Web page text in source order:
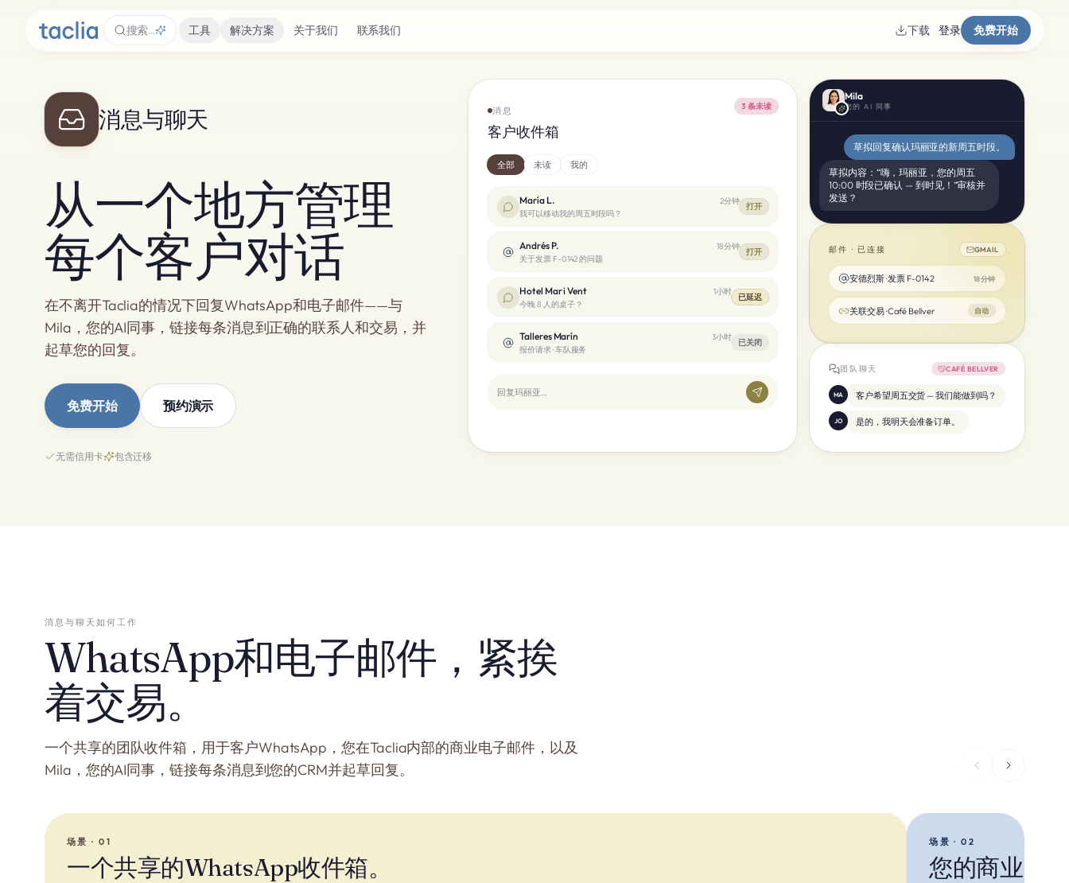
搜索… 工具 解决方案 关于我们 联系我们 下载 登录 免费开始
消息与聊天
从一个地方管理
每个客户对话
在不离开Taclia的情况下回复WhatsApp和电子邮件——与
Mila，您的AI同事，链接每条消息到正确的联系人和交易，并
起草您的回复。
免费开始 预约演示
无需信用卡 包含迁移
消息
客户收件箱
3 条未读
全部 未读 我的
María L.
2分钟
我可以移动我的周五时段吗？
打开
Andrés P.
18分钟
关于发票 F-0142 的问题
打开
Hotel Mar i Vent
1小时
今晚 8 人的桌子？
已延迟
Talleres Marín
3小时
报价请求 · 车队服务
已关闭
回复玛丽亚…
Mila
您的 AI 同事
草拟回复确认玛丽亚的新周五时段。
草拟内容：“嗨，玛丽亚，您的周五
10:00 时段已确认 — 到时见！”审核并
发送？
邮件 · 已连接 GMAIL
安德烈斯 · 发票 F-0142 18分钟
关联交易 · Café Bellver 自动
团队聊天 CAFÉ BELLVER
MA 客户希望周五交货 — 我们能做到吗？
JO 是的，我明天会准备订单。
消息与聊天如何工作
WhatsApp和电子邮件，紧挨
着交易。
一个共享的团队收件箱，用于客户WhatsApp，您在Taclia内部的商业电子邮件，以及
Mila，您的AI同事，链接每条消息到您的CRM并起草回复。
场景 · 01
一个共享的WhatsApp收件箱。
场景 · 02
您的商业电